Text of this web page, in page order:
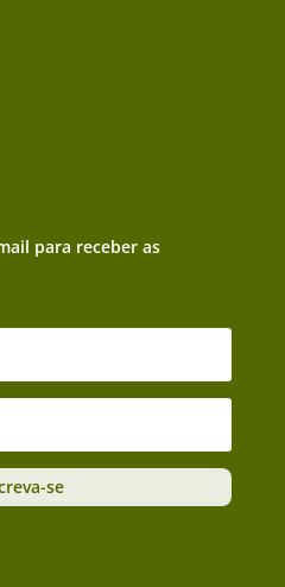
para receber as
se